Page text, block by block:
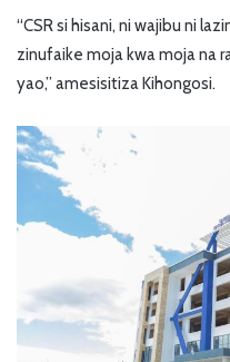
“CSR si hisani, ni wajibu ni
zinufaike moja kwa moja na
yao,” amesisitiza Kihongosi.